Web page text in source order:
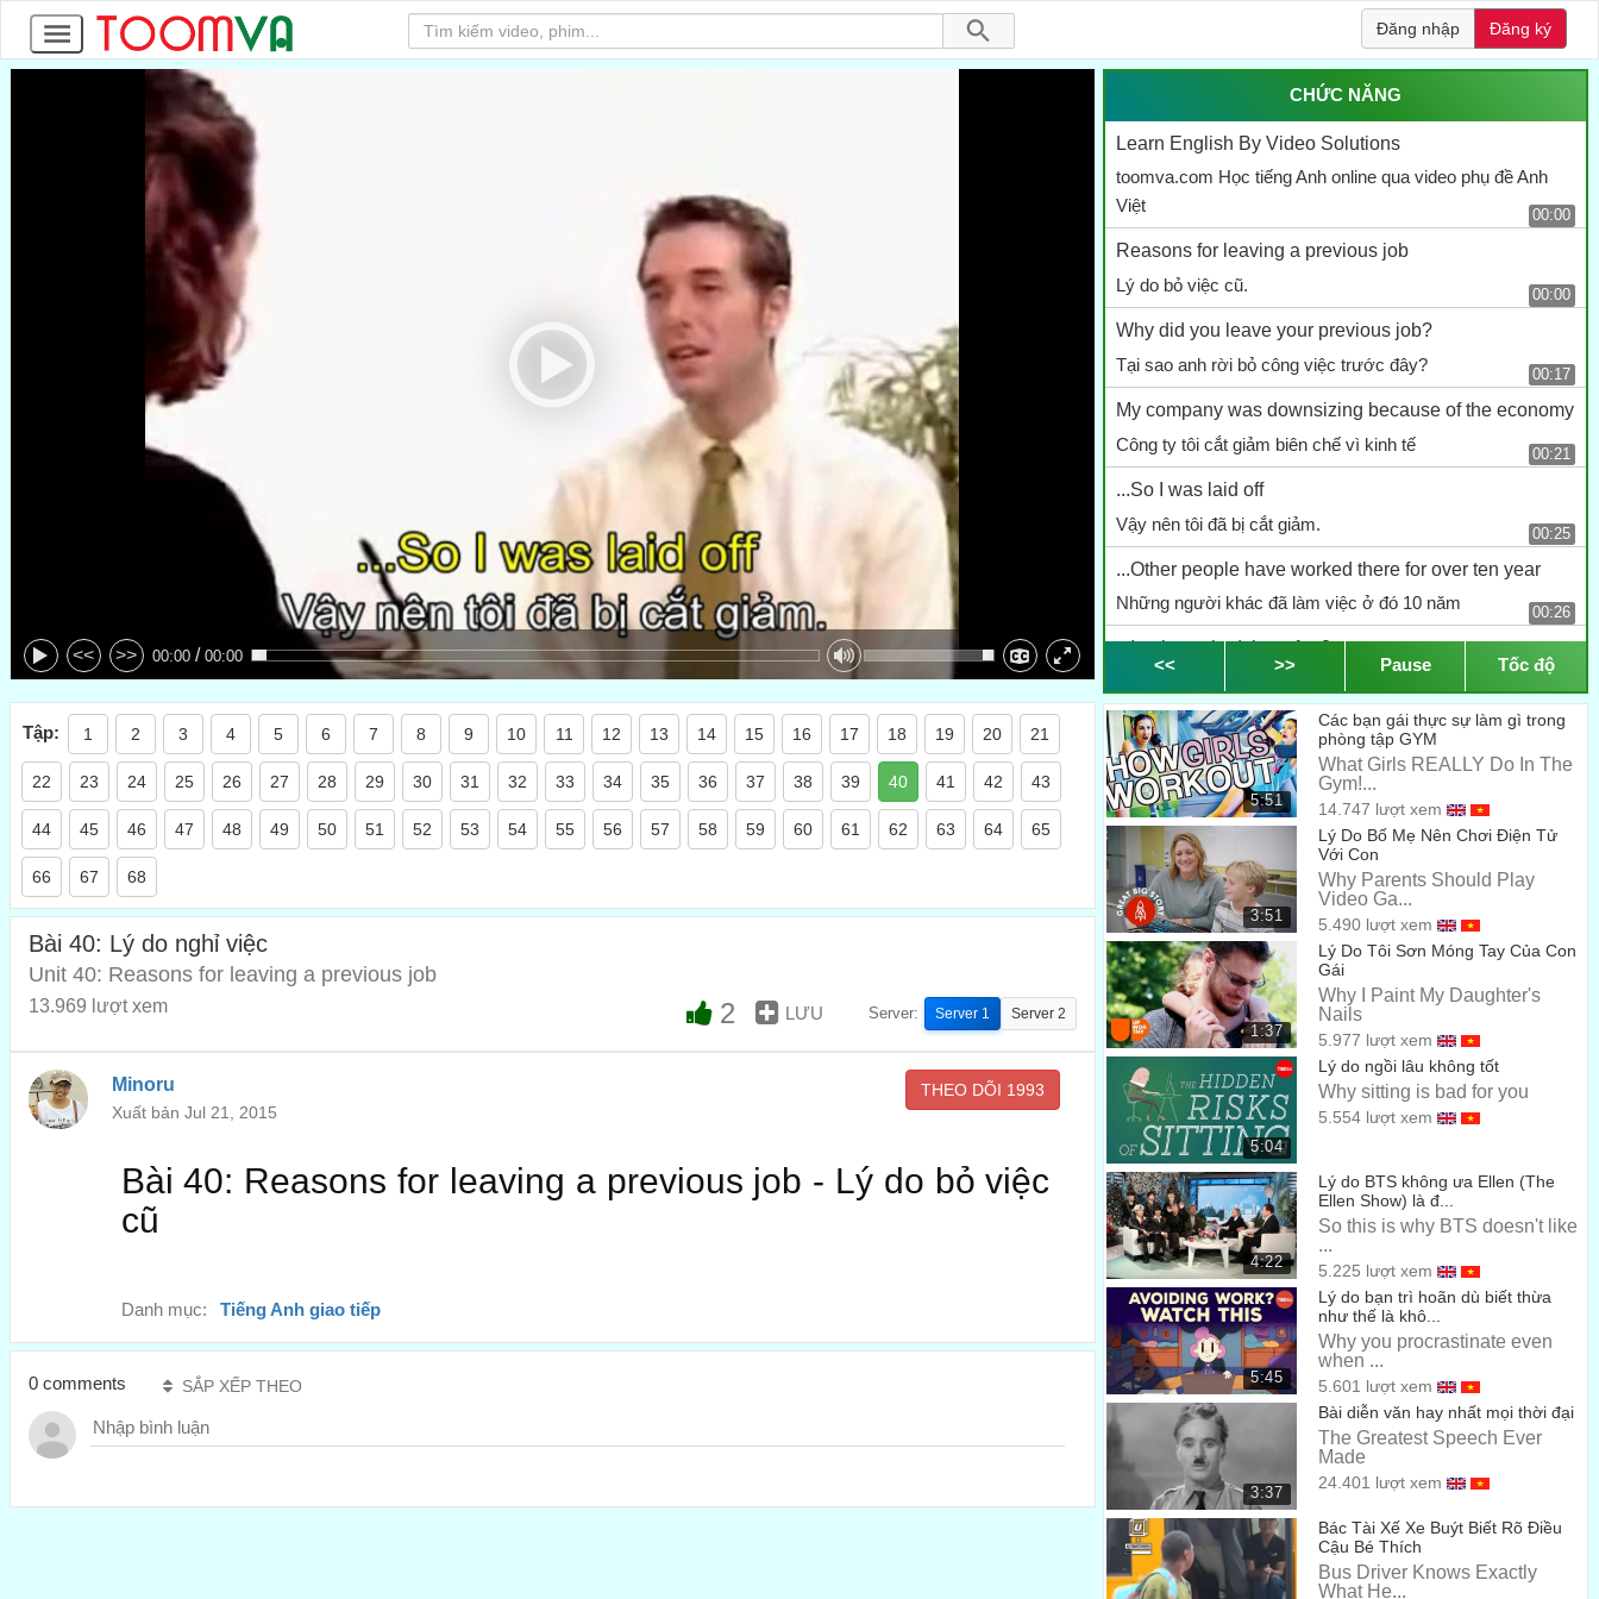
Đăng nhập Đăng ký
<< >> 00:00 / 00:00
CHỨC NĂNG
Learn English By Video Solutions
toomva.com Học tiếng Anh online qua video phụ đề Anh
Việt
00:00
Reasons for leaving a previous job
Lý do bỏ việc cũ.
00:00
Why did you leave your previous job?
Tại sao anh rời bỏ công việc trước đây?
00:17
My company was downsizing because of the economy
Công ty tôi cắt giảm biên chế vì kinh tế
00:21
...So I was laid off
Vậy nên tôi đã bị cắt giảm.
00:25
...Other people have worked there for over ten year
Những người khác đã làm việc ở đó 10 năm
00:26
00:30
so I was laid off first
nên tôi bị cắt giảm đầu tiên
00:32
What are the reasons for leaving your last job?
Lý do anh rời bỏ công việc cũ là gì?
They cut my hours.
Họ cắt giảm giờ làm việc của tôi
...I wanted to work full time
Tôi muốn làm việc toàn thời gian
...But they only want a part time worker
Nhưng họ chỉ muốn người làm việc bán thời gian
Why are you looking for another job?
Tại sao cô lại tìm một công việc khác?
There is no growth potential at my current job
Vì công việc hiện tại của tôi không có tiềm năng phát triển
...I would like to work for a company that has more
room to grow
Tôi muốn làm việc cho một công ty có chỗ cho tôi phát triển
Could you tell me why you decided to leave your
current job?
Anh có thể nói cho tôi biết tại sao anh lại rời bỏ công việc
hiện tại không?
Well... There're problems inside the company
À... Có nhiều vấn đề trong nội bộ công ty
01:27
<< >> Pause Tốc độ
Tập: 1 2 3 4 5 6 7 8 9 10 11 12 13 14 15 16 17 18 19 20 21
22 23 24 25 26 27 28 29 30 31 32 33 34 35 36 37 38 39 40 41 42 43
44 45 46 47 48 49 50 51 52 53 54 55 56 57 58 59 60 61 62 63 64 65
66 67 68
Bài 40: Lý do nghỉ việc
Unit 40: Reasons for leaving a previous job
13.969 lượt xem 2 LƯU Server: Server 1 Server 2
Minoru
Xuất bản Jul 21, 2015
THEO DÕI 1993
Bài 40: Reasons for leaving a previous job - Lý do bỏ việc
cũ
Danh mục: Tiếng Anh giao tiếp
5:51
Các bạn gái thực sự làm gì trong
phòng tập GYM
What Girls REALLY Do In The
Gym!...
14.747 lượt xem
3:51
Lý Do Bố Mẹ Nên Chơi Điện Tử
Với Con
Why Parents Should Play
Video Ga...
5.490 lượt xem
1:37
Lý Do Tôi Sơn Móng Tay Của Con
Gái
Why I Paint My Daughter's
Nails
5.977 lượt xem
5:04
Lý do ngồi lâu không tốt
Why sitting is bad for you
5.554 lượt xem
4:22
Lý do BTS không ưa Ellen (The
Ellen Show) là đ...
So this is why BTS doesn't like
...
5.225 lượt xem
5:45
Lý do bạn trì hoãn dù biết thừa
như thế là khô...
Why you procrastinate even
when ...
5.601 lượt xem
3:37
Bài diễn văn hay nhất mọi thời đại
The Greatest Speech Ever
Made
24.401 lượt xem
Bác Tài Xế Xe Buýt Biết Rõ Điều
Cậu Bé Thích
Bus Driver Knows Exactly
What He...
0 comments SẮP XẾP THEO